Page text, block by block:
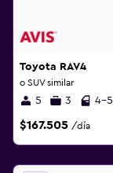
Toyota RAV4
o SUV similar
5 3 4-5
$167.505 /día